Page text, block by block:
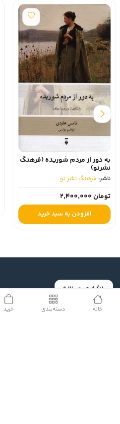
خرید دسته‌بندی خانه
به دور از مردم شوریده (فرهنگ
نشرنو)
ناشر: فرهنگ نشر نو
تومان 2,400,000
افزودن به سبد خرید
بازگشت به بالا